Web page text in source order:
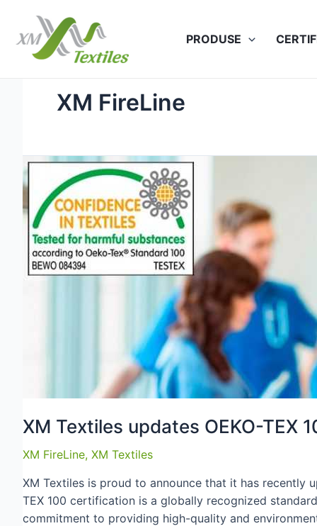
content
PRODUSE
XM FireLine
XM Textiles updates OEKO-
XM FireLine, XM Textiles
XM Textiles is proud to announce that it has recently
TEX 100 certification is a globally recognized
commitment to providing high-quality and